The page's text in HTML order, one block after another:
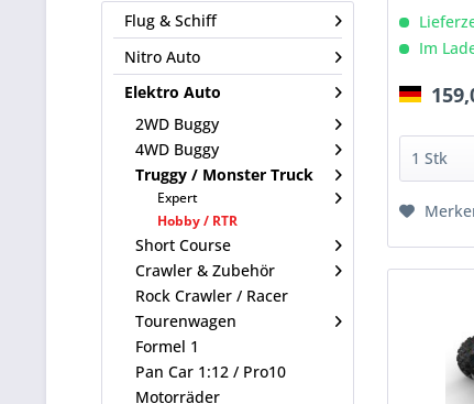
Flug & Schiff
Nitro Auto
Elektro Auto
2WD Buggy
4WD Buggy
Truggy / Monster Truck
Expert
Hobby / RTR
Short Course
Crawler & Zubehör
Rock Crawler / Racer
Tourenwagen
Formel 1
Pan Car 1:12 / Pro10
Motorräder
Im